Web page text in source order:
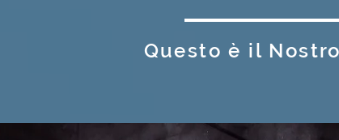
Questo è il